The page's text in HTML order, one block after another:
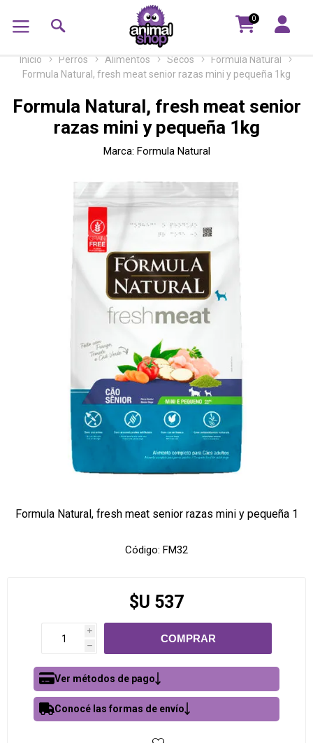
0
Inicio Perros Alimentos Secos
Formula Natural
Formula Natural, fresh meat senior razas mini y pequeña 1kg
Formula Natural, fresh meat senior
razas mini y pequeña 1kg
Marca: Formula Natural
Formula Natural, fresh meat senior razas mini y pequeña 1
Código: FM32
$U 537
i
h
Ver métodos de pago
Conocé las formas de envío